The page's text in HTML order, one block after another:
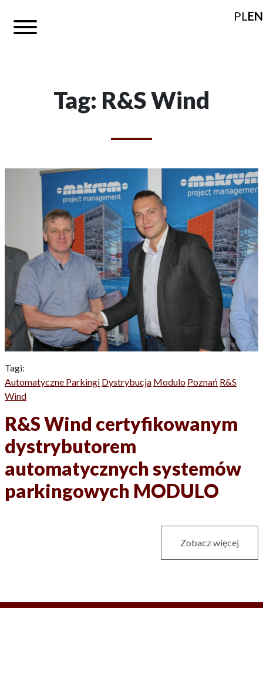
PLEN
Tag: R&S Wind
Tagi:
Automatyczne Parkingi Dystrybucja Modulo Poznań R&S
Wind
R&S Wind certyfikowanym
dystrybutorem
automatycznych systemów
parkingowych MODULO
Zobacz więcej